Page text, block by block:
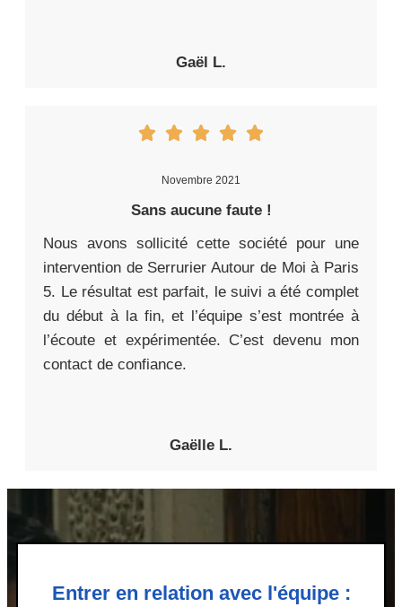
Gaël L.
Novembre 2021
Sans aucune faute !
Nous avons sollicité cette société pour une
intervention de Serrurier Autour de Moi à Paris
5. Le résultat est parfait, le suivi a été complet
du début à la fin, et l’équipe s’est montrée à
l’écoute et expérimentée. C’est devenu mon
contact de confiance.
Gaëlle L.
Entrer en relation avec l'équipe :